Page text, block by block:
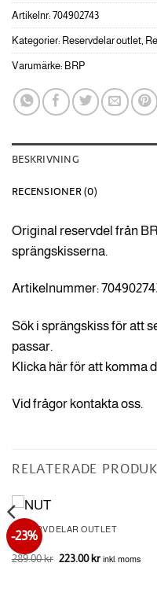
Artikelnr: 704902743
Kategorier: Reservdelar outlet
Varumärke: BRP
BESKRIVNING
RECENSIONER (0)
Original reservdel från
sprängskisserna.
Artikelnummer:
Sök i sprängskiss för att
passar.
Klicka här för att komma
Vid frågor kontakta oss.
RELATERADE
-23%
RESERVDELAR OUTLET
NUT
289.00kr Det
223.00krDet
inkl. moms